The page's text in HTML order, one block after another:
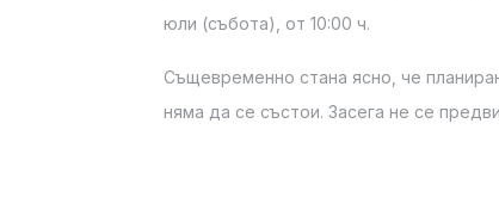
юли (събота), от 10:00 ч.
Същевременно стана ясно, че
няма да се състои. Засега не се